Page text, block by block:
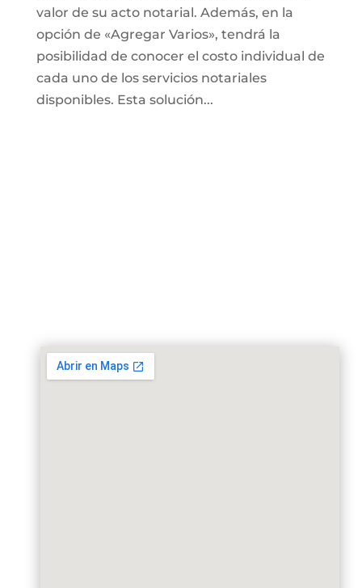
valor de su acto notarial. Además, en la
opción de «Agregar Varios», tendrá la
posibilidad de conocer el costo individual de
cada uno de los servicios notariales
disponibles. Esta solución...